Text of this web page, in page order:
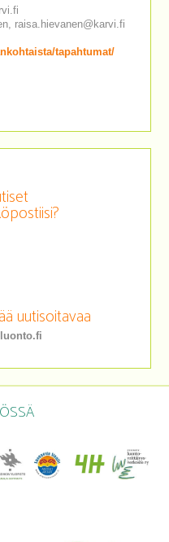
raisa.hievanen@karvi.fi
tapahtumat/
uutisoitavaa